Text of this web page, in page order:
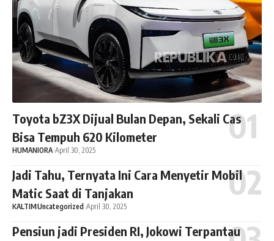
Toyota bZ3X Dijual Bulan Depan, Sekali Cas
Bisa Tempuh 620 Kilometer
HUMANIORA April 30, 2025
Jadi Tahu, Ternyata Ini Cara Menyetir Mobil
Matic Saat di Tanjakan
KALTIMUncategorized April 30, 2025
Pensiun jadi Presiden RI, Jokowi Terpantau